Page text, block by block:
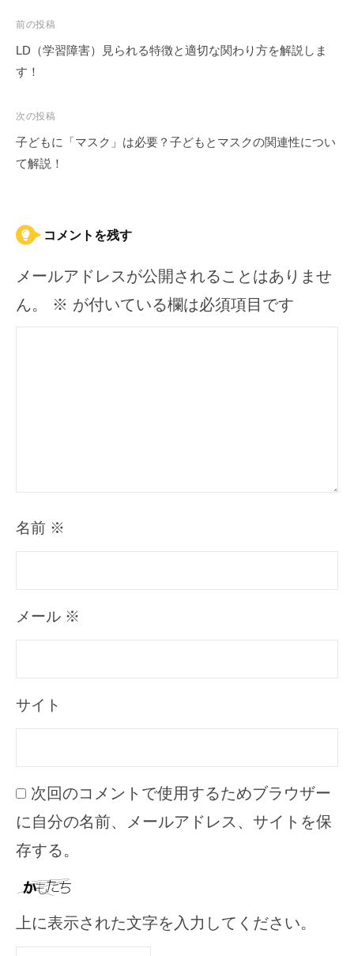
投
稿
ナ
ゲ
ー
シ
前の投稿
LD（学習障害）見られる特徴と適切な関わり方を解説しま
す！
次の投稿
子どもに「マスク」は必要？子どもとマスクの関連性につい
て解説！
コメントを残す
メールアドレスが公開されることはありませ
ん。
※ が付いている欄は必須項目です
名前 ※
メール ※
サイト
次回のコメントで使用するためブラウザー
に自分の名前、メールアドレス、サイトを保
存する。
上に表示された文字を入力してください。